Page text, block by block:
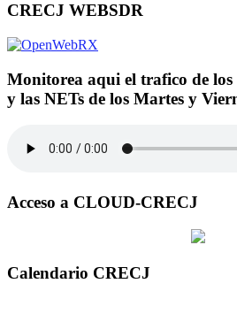
CRECJ WEBSDR
Monitorea aqui el trafico de
y las NETs de los Martes y
Acceso a CLOUD-CRECJ
Calendario CRECJ